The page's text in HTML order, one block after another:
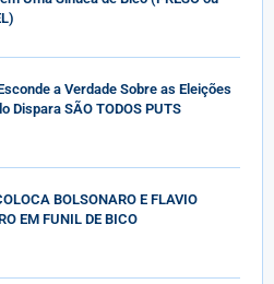
a Verdade Sobre as Eleições
Dispara SÃO TODOS PUTS
BOLSONARO E FLAVIO
EM FUNIL DE BICO